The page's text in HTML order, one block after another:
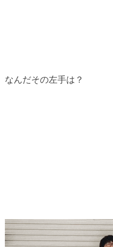
なんだその左手は？